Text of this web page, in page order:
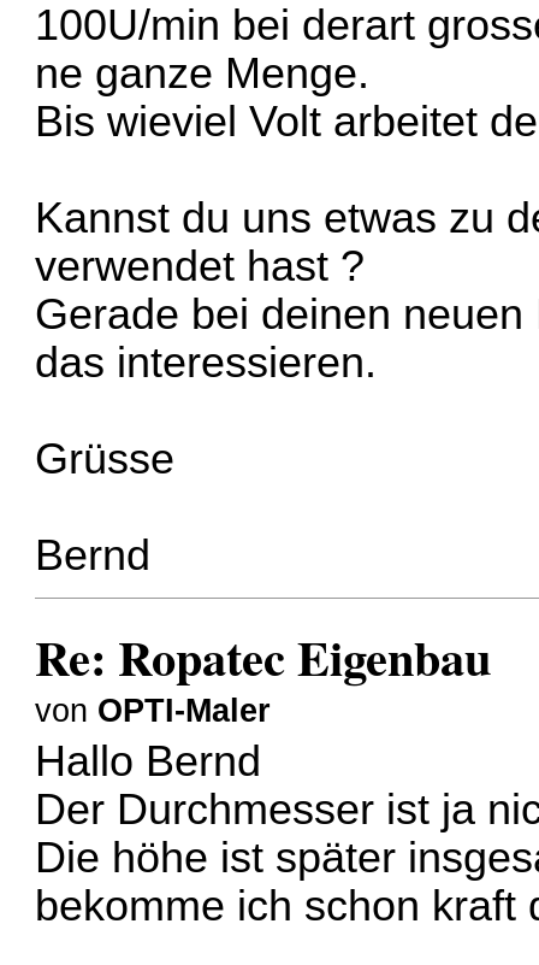
100U/min bei derart
ne ganze Menge.
Bis wieviel Volt arbeitet
Kannst du uns etwas zu
verwendet hast ?
Gerade bei deinen
das interessieren.
Grüsse
Bernd
Re: Ropatec Eigenbau
von OPTI-Maler
Hallo Bernd
Der Durchmesser ist ja
Die höhe ist später
bekomme ich schon